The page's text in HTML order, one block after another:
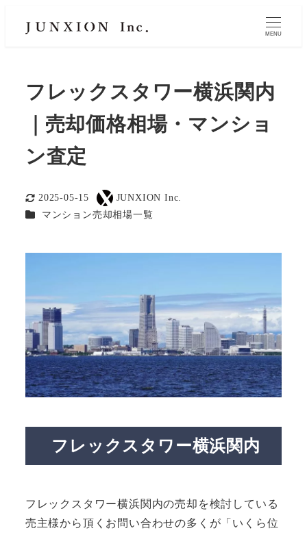
MENU
フレックスタワー横浜関内
｜売却価格相場・マンショ
ン査定
更新日
2025-05-15
著
者
JUNXION Inc.
カテゴリー
マンション売却相場一覧
フレックスタワー横浜関内
フレックスタワー横浜関内の売却を検討している
売主様から頂くお問い合わせの多くが「いくら位